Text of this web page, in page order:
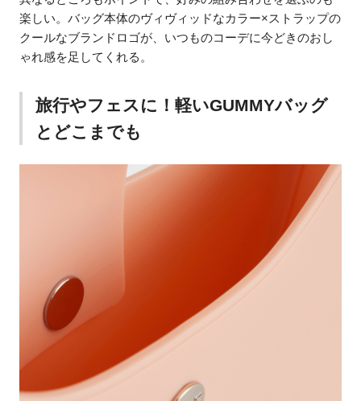
楽しい。バッグ本体のヴィヴィッドなカラー×ストラップの
クールなブランドロゴが、いつものコーデに今どきのおし
ゃれ感を足してくれる。
旅行やフェスに！軽いGUMMYバッグ
とどこまでも